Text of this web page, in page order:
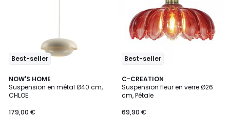
Best-seller
NOW'S HOME
Suspension en métal Ø40 cm,
CHLOE
179,00 €
Best-seller
C-CREATION
Suspension fleur en verre Ø26
cm, Pétale
69,90 €
5
/
5
6
Couleurs